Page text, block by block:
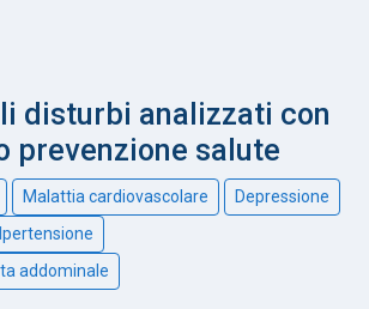
disturbi analizzati con
prevenzione salute
Malattia cardiovascolare
Depressione
Ipertensione
addominale